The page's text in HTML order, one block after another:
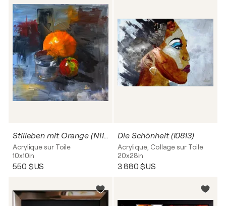
Stilleben mit Orange (N1135)
Acrylique sur Toile
10x10in
550 $US
Die Schönheit (I0813)
Acrylique, Collage sur Toile
20x28in
3 880 $US